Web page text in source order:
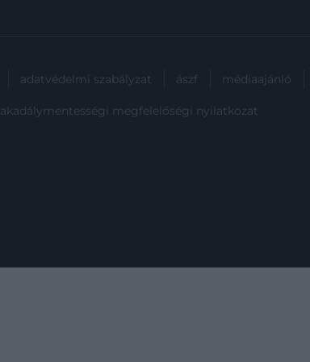
adatvédelmi szabályzat ászf médiaajánló
akadálymentességi megfelelőségi nyilatkozat